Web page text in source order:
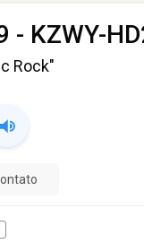
- KZWY-
Rock"